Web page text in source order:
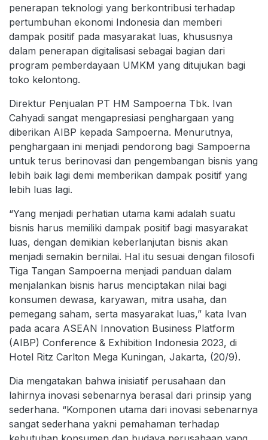
penerapan teknologi yang berkontribusi terhadap
pertumbuhan ekonomi Indonesia dan memberi
dampak positif pada masyarakat luas, khususnya
dalam penerapan digitalisasi sebagai bagian dari
program pemberdayaan UMKM yang ditujukan bagi
toko kelontong.
Direktur Penjualan PT HM Sampoerna Tbk. Ivan
Cahyadi sangat mengapresiasi penghargaan yang
diberikan AIBP kepada Sampoerna. Menurutnya,
penghargaan ini menjadi pendorong bagi Sampoerna
untuk terus berinovasi dan pengembangan bisnis yang
lebih baik lagi demi memberikan dampak positif yang
lebih luas lagi.
“Yang menjadi perhatian utama kami adalah suatu
bisnis harus memiliki dampak positif bagi masyarakat
luas, dengan demikian keberlanjutan bisnis akan
menjadi semakin bernilai. Hal itu sesuai dengan filosofi
Tiga Tangan Sampoerna menjadi panduan dalam
menjalankan bisnis harus menciptakan nilai bagi
konsumen dewasa, karyawan, mitra usaha, dan
pemegang saham, serta masyarakat luas,” kata Ivan
pada acara ASEAN Innovation Business Platform
(AIBP) Conference & Exhibition Indonesia 2023, di
Hotel Ritz Carlton Mega Kuningan, Jakarta, (20/9).
Dia mengatakan bahwa inisiatif perusahaan dan
lahirnya inovasi sebenarnya berasal dari prinsip yang
sederhana. “Komponen utama dari inovasi sebenarnya
sangat sederhana yakni pemahaman terhadap